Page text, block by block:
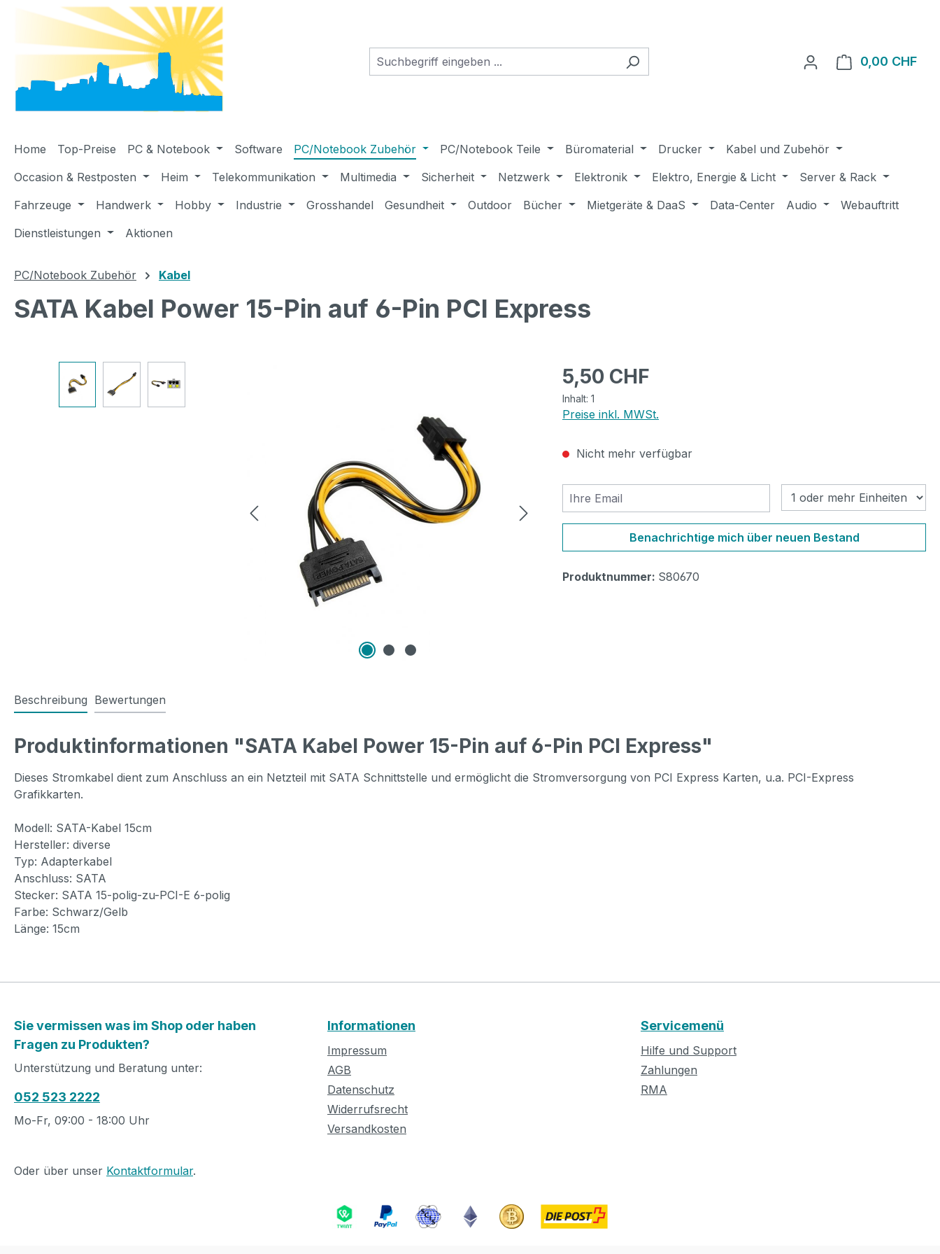
Hauptinhalt springen
Zur Suche springen
Zur Hauptnavigation springen
0,00 CHF
Home Top-Preise PC & Notebook Software PC/Notebook Zubehör PC/Notebook Teile Büromaterial Drucker
Kabel und Zubehör
Occasion & Restposten
Heim Telekommunikation Multimedia Sicherheit Netzwerk Elektronik Elektro, Energie & Licht
Server & Rack
Fahrzeuge
Handwerk Hobby Industrie Grosshandel Gesundheit Outdoor Bücher Mietgeräte & DaaS Data-Center Audio
Webauftritt
Dienstleistungen
Aktionen
PC/Notebook Zubehör Kabel
SATA Kabel Power 15-Pin auf 6-Pin PCI Express
Bildergalerie überspringen Regulärer Preis:
5,50 CHF
Inhalt: 1
Preise inkl. MWSt.
Nicht mehr verfügbar
Ihre Email Benachrichtigung bei
Benachrichtige mich über neuen Bestand
Produktnummer: S80670
Beschreibung Bewertungen
Produktinformationen "SATA Kabel Power 15-Pin auf 6-Pin PCI Express"
Dieses Stromkabel dient zum Anschluss an ein Netzteil mit SATA Schnittstelle und ermöglicht die Stromversorgung von PCI Express Karten, u.a. PCI-Express
Grafikkarten.
Modell: SATA-Kabel 15cm
Hersteller: diverse
Typ: Adapterkabel
Anschluss: SATA
Stecker: SATA 15-polig-zu-PCI-E 6-polig
Farbe: Schwarz/Gelb
Länge: 15cm
Sie vermissen was im Shop oder haben
Fragen zu Produkten?
Unterstützung und Beratung unter:
052 523 2222
Mo-Fr, 09:00 - 18:00 Uhr
Oder über unser Kontaktformular.
Informationen
Impressum
AGB
Datenschutz
Widerrufsrecht
Versandkosten
Servicemenü
Hilfe und Support
Zahlungen
RMA